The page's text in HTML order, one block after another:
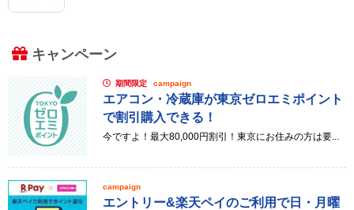
キャンペーン
期間限定 campaign
エアコン・冷蔵庫が東京ゼロエミポイント
で割引購入できる！
今ですよ！最大80,000円割引！東京にお住みの方は要...
campaign
エントリー&楽天ペイのご利用で日・月曜